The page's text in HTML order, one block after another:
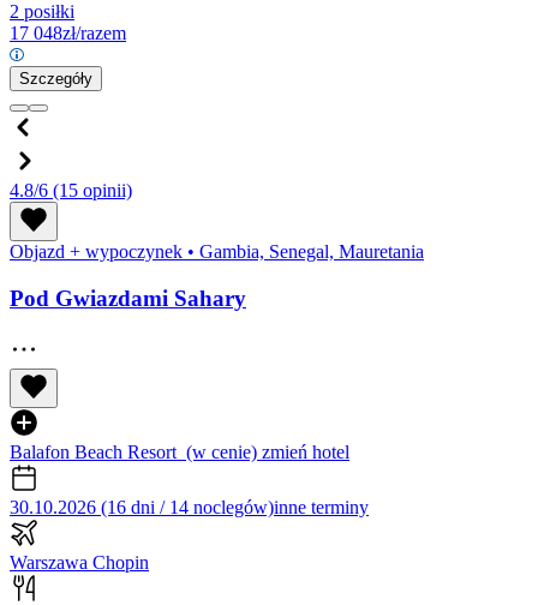
2 posiłki
17 048zł/razem
Szczegóły
4.8/6 (15 opinii)
Objazd + wypoczynek • Gambia, Senegal, Mauretania
Pod Gwiazdami Sahary
Balafon Beach Resort (w cenie) zmień hotel
30.10.2026 (16 dni / 14 noclegów)inne terminy
Warszawa Chopin